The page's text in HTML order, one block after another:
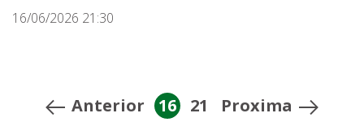
16/06/2026 21:30
Anterior 16 21 Proxima